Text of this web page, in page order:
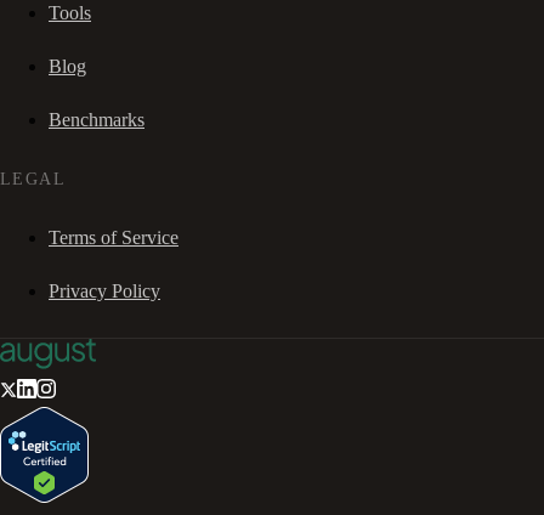
Tools
Blog
Benchmarks
LEGAL
Terms of Service
Privacy Policy